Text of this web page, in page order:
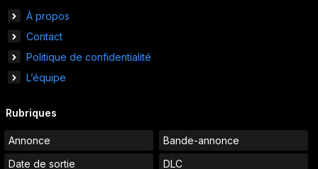
À propos
Contact
Politique de confidentialité
L’équipe
Rubriques
Annonce
Bande-annonce
Date de sortie
DLC